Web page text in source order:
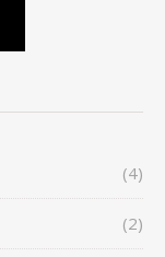
(4)
(2)